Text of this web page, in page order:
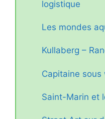
logistique
Les mondes
Kullaberg –
Capitaine sous
Saint-Marin et